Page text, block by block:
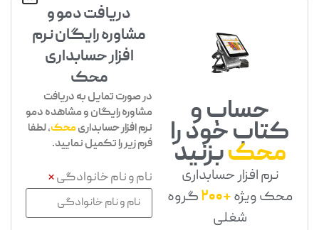
حساب و
کتاب خود را
محکبزنید
نرم افزار حسابداری
محک ویژه+200
گروه
شغلی
دریافت دمو و
مشاوره رایگان نرم
افزار حسابداری
محک
در صورت تمایل به دریافت
مشاوره رایگان و مشاهده دمو
نرم افزار حسابداریمحک، لطفا
فرم زیر را تکمیل نمایید.
نام و نام خانوادگی*